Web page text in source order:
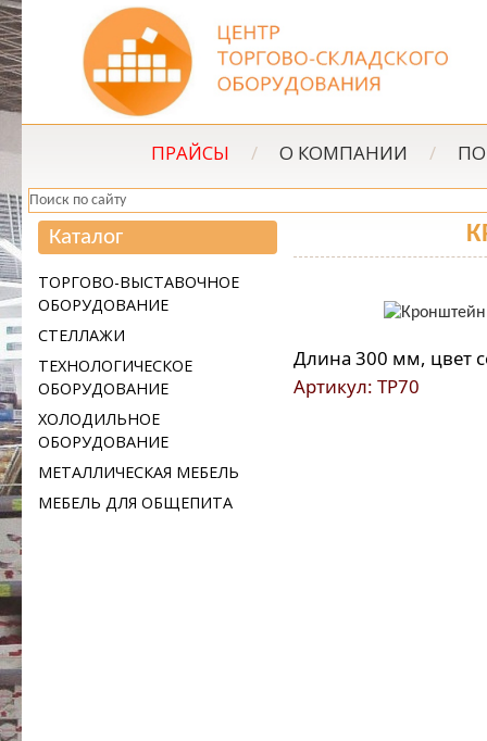
ПРАЙСЫ / О КОМПАНИИ /
Каталог
ТОРГОВО-ВЫСТАВОЧНОЕ
ОБОРУДОВАНИЕ
СТЕЛЛАЖИ
ТЕХНОЛОГИЧЕСКОЕ
ОБОРУДОВАНИЕ
ХОЛОДИЛЬНОЕ
ОБОРУДОВАНИЕ
МЕТАЛЛИЧЕСКАЯ МЕБЕЛЬ
МЕБЕЛЬ ДЛЯ ОБЩЕПИТА
Длина 300 мм, цвет
Артикул: ТР70